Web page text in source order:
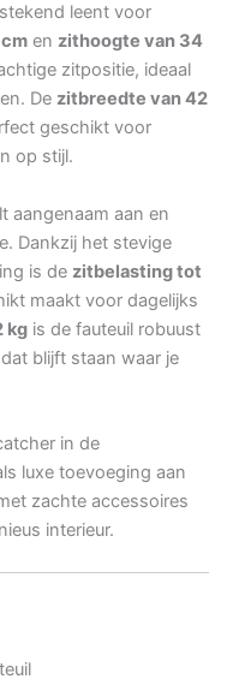
leent voor
en zithoogte van 34
zitpositie, ideaal
De zitbreedte van 42
geschikt voor
op stijl.
aangenaam aan en
Dankzij het stevige
is de zitbelasting tot
maakt voor dagelijks
kg is de fauteuil robuust
blijft staan waar je
in de
luxe toevoeging aan
zachte accessoires
interieur.